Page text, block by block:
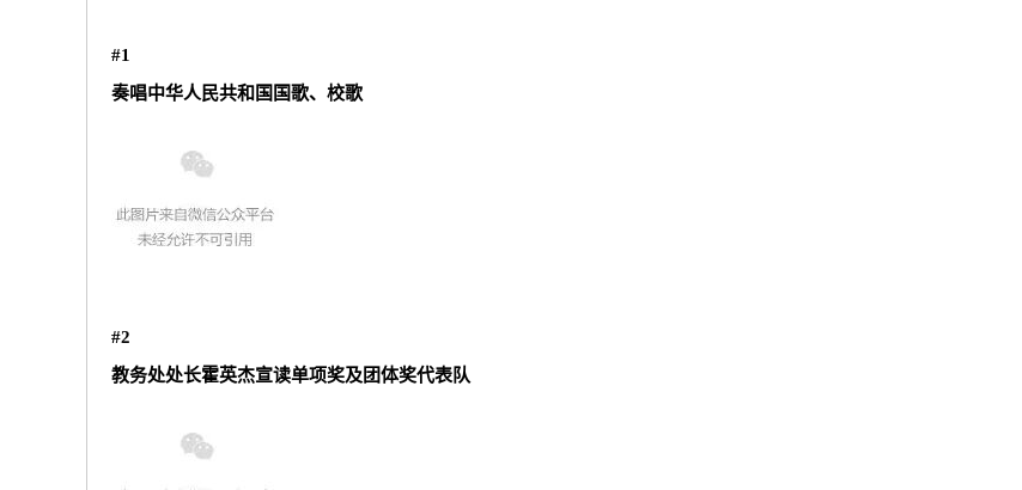
#1
奏唱中华人民共和国国歌、校歌
#2
教务处处长霍英杰宣读单项奖及团体奖代表队